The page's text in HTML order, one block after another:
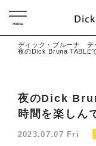
menu
ディック・ブルーナ テ
夜のDick Bruna TABLE
夜のDick
時間を楽しん
2023.07.07 Fri